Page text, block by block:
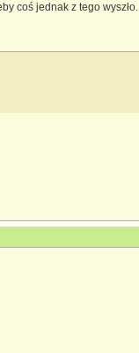
coś jednak z tego wyszło.